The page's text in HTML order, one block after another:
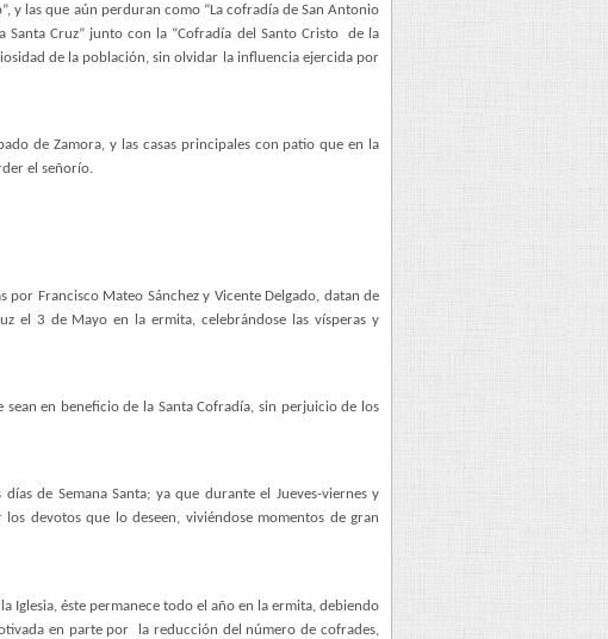
y las que aún perduran como “La cofradía de San Antonio
Santa Cruz” junto con la “Cofradía del Santo Cristo
de la
de la población, sin olvidar la influencia ejercida por
de Zamora, y las casas principales con patio que en la
el señorío.
por Francisco Mateo Sánchez y Vicente Delgado, datan de
el 3 de Mayo en la ermita, celebrándose las vísperas y
en beneficio de la Santa Cofradía, sin perjuicio de los
de Semana Santa; ya que durante el Jueves-viernes y
devotos que lo deseen, viviéndose momentos de gran
Iglesia, éste permanece todo el año en la ermita, debiendo
en parte por
la reducción del número de cofrades,